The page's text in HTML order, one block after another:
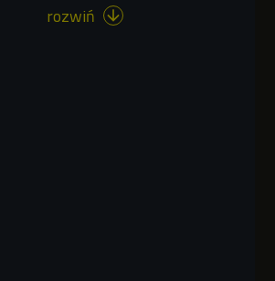
rozwiń 